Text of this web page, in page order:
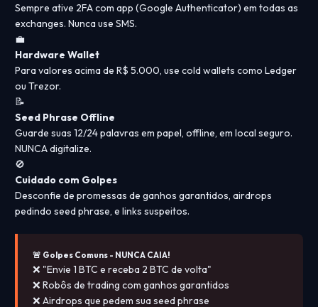
Sempre ative 2FA com app (Google Authenticator) em todas as
exchanges. Nunca use SMS.
💼
Hardware Wallet
Para valores acima de R$ 5.000, use cold wallets como Ledger
ou Trezor.
📝
Seed Phrase Offline
Guarde suas 12/24 palavras em papel, offline, em local seguro.
NUNCA digitalize.
🚫
Cuidado com Golpes
Desconfie de promessas de ganhos garantidos, airdrops
pedindo seed phrase, e links suspeitos.
🚨 Golpes Comuns - NUNCA CAIA!
❌ "Envie 1 BTC e receba 2 BTC de volta"
❌ Robôs de trading com ganhos garantidos
❌ Airdrops que pedem sua seed phrase